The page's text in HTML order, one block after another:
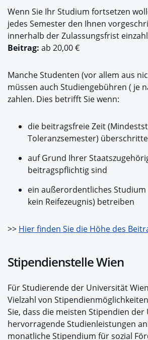
Wenn Sie Ihr Studium fortsetzen
jedes Semester den Ihnen
innerhalb der Zulassungsfrist
Beitrag: ab 20,00 €
Manche Studenten (vor allem aus
müssen auch Studiengebühren ( je
zahlen. Dies betrifft Sie wenn:
die beitragsfreie Zeit
Toleranzsemester)
auf Grund Ihrer
beitragspflichtig sind
ein außerordentliches Studium
kein Reifezeugnis) betreiben
>> Hier finden Sie die Höhe des
Stipendienstelle Wien
Für Studierende der Universität
Vielzahl von
Sie, dass die meisten Stipendien
hervorragende Studienleistungen
monatliche Stipendium für sozial